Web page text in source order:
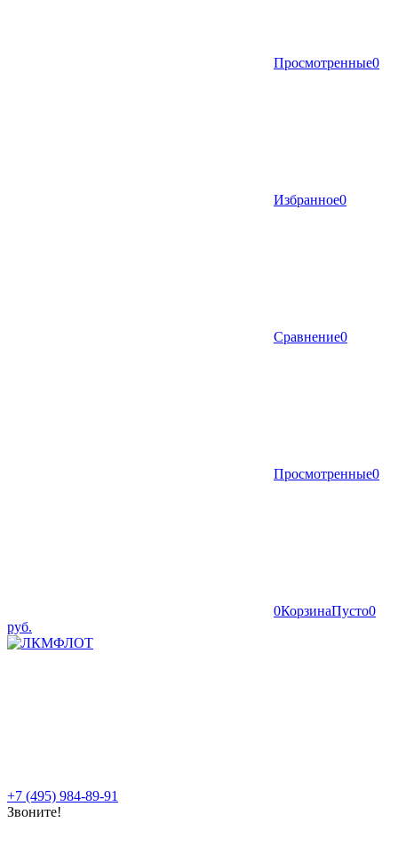
Просмотренные0
Избранное0
Сравнение0
Просмотренные0
0КорзинаПусто0
руб.
+7 (495) 984-89-91
Звоните!